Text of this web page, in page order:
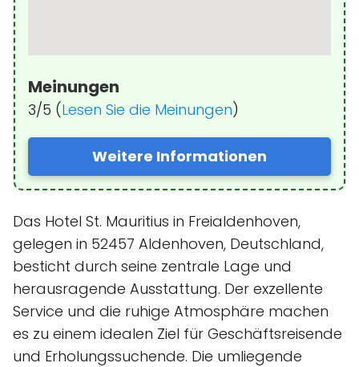
Meinungen
3/5 (Lesen Sie die Meinungen)
Weitere Informationen
Das Hotel St. Mauritius in Freialdenhoven,
gelegen in 52457 Aldenhoven, Deutschland,
besticht durch seine zentrale Lage und
herausragende Ausstattung. Der exzellente
Service und die ruhige Atmosphäre machen
es zu einem idealen Ziel für Geschäftsreisende
und Erholungssuchende. Die umliegende